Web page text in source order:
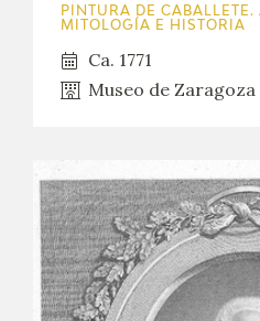
PINTURA DE CABALLETE.
MITOLOGÍA E HISTORIA
Ca. 1771
Museo de Zaragoza